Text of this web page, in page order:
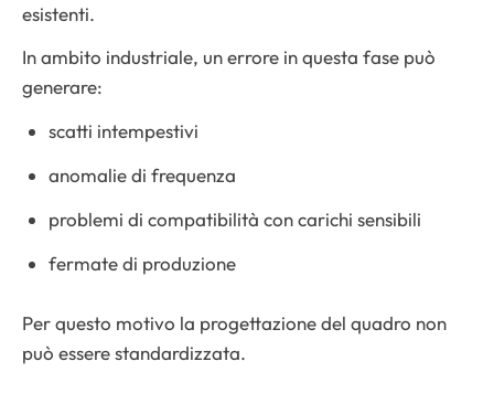
esistenti.
In ambito industriale, un errore in questa fase può
generare:
scatti intempestivi
anomalie di frequenza
problemi di compatibilità con carichi sensibili
fermate di produzione
Per questo motivo la progettazione del quadro non
può essere standardizzata.